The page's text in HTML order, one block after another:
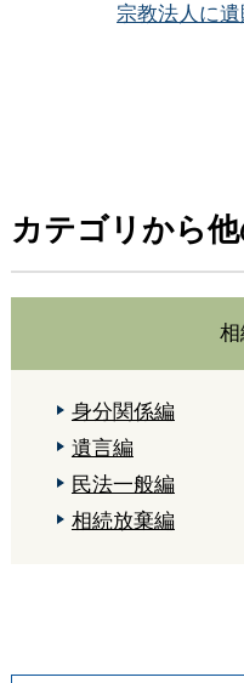
宗教法人に
カテゴリから
身分関係編
遺言編
民法一般編
相続放棄編